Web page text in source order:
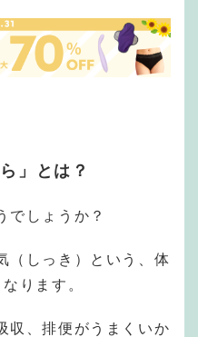
」とは？
でしょうか？
（しっき）という、体
ります。
収、排便がうまくいか